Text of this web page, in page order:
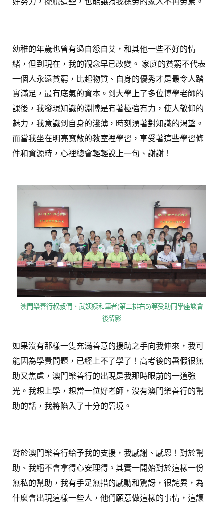
幼稚的年歲也曾有過自怨自艾，和其他一些不好的情
緒，但到現在，我的觀念早已改變。 家庭的貧窮不代表
一個人永遠貧窮，比起物質、自身的優秀才是最令人踏
實滿足，最有底氣的資本。到大學上了多位博學老師的
課後，我發現知識的淵博是有著極強有力，使人敬仰的
魅力，我意識到自身的淺薄，時刻湧著對知識的渴望。
而當我坐在明亮寬敞的教室裡學習，享受著這些學習條
件和資源時，心裡總會輕輕說上一句、謝謝！
澳門樂善行叔叔們、武姨姨和筆者(第二排右5)等受助同學座談會
後留影
如果沒有那樣一隻充滿善意的援助之手向我伸來，我可
能因為學費問題，已經上不了學了！高考後的暑假很無
助又焦慮，澳門樂善行的出現是我那時眼前的一道強
光。我想上學，想當一位好老師，沒有澳門樂善行的幫
助的話，我將陷入了十分的窘境。
對於澳門樂善行給予我的支援，我感謝、感恩！對於幫
助、我絕不會拿得心安理得。其實一開始對於這樣一份
無私的幫助，我有手足無措的感動和驚訝，很詫異，為
什麼會出現這樣一些人，他們願意做這樣的事情，這讓